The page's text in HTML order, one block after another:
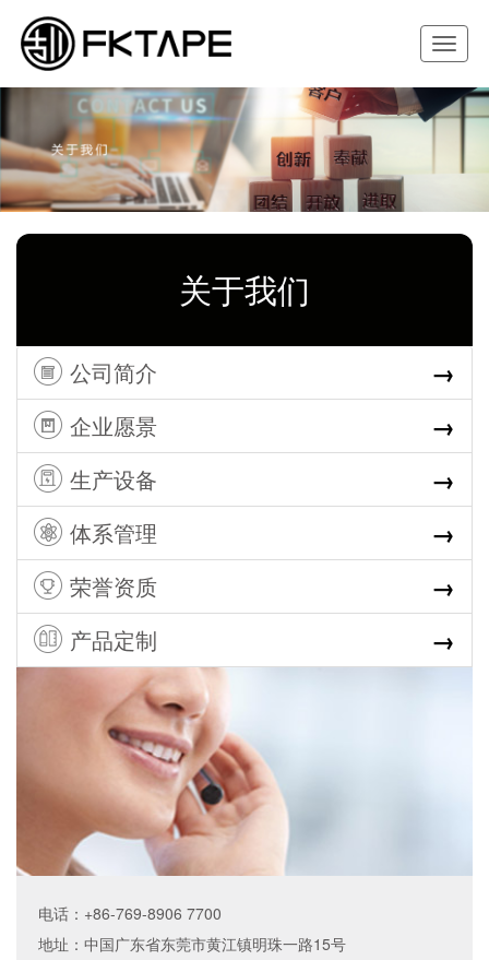
Toggle
关于我们
公司简介 →
企业愿景 →
生产设备 →
体系管理 →
荣誉资质 →
产品定制 →
电话：+86-769-8906 7700
地址：中国广东省东莞市黄江镇明珠一路15号